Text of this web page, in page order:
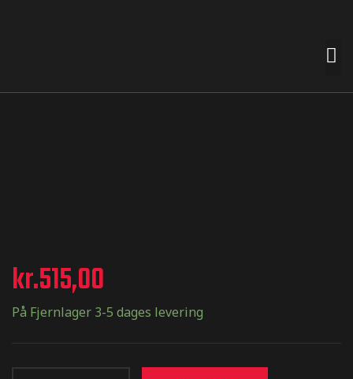
kr.515,00
På Fjernlager 3-5 dages levering